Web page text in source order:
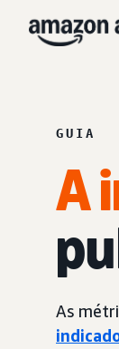
GUIA
A
As